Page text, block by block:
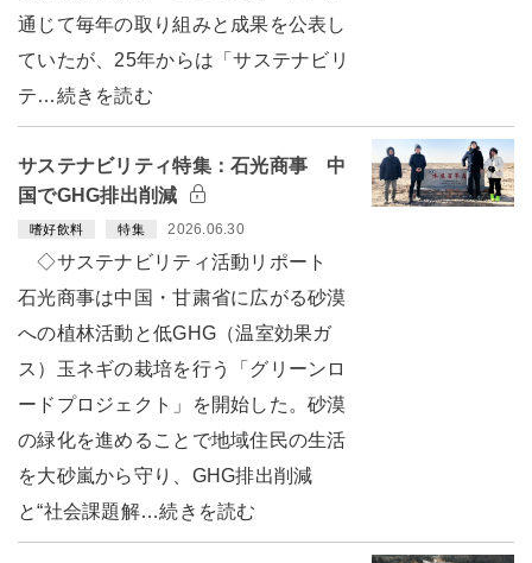
通じて毎年の取り組みと成果を公表し
ていたが、25年からは「サステナビリ
テ…続きを読む
サステナビリティ特集：石光商事 中
国でGHG排出削減
嗜好飲料 特集 2026.06.30
◇サステナビリティ活動リポート
石光商事は中国・甘粛省に広がる砂漠
への植林活動と低GHG（温室効果ガ
ス）玉ネギの栽培を行う「グリーンロ
ードプロジェクト」を開始した。砂漠
の緑化を進めることで地域住民の生活
を大砂嵐から守り、GHG排出削減
と“社会課題解…続きを読む